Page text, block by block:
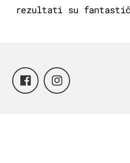
rezultati su